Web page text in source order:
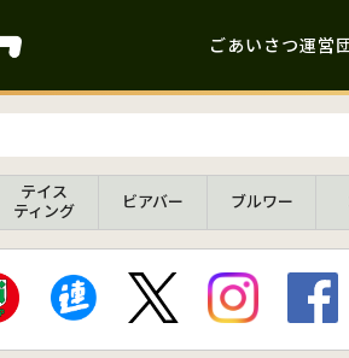
ごあいさつ運営
テイス
ティング
ビアバー ブルワー